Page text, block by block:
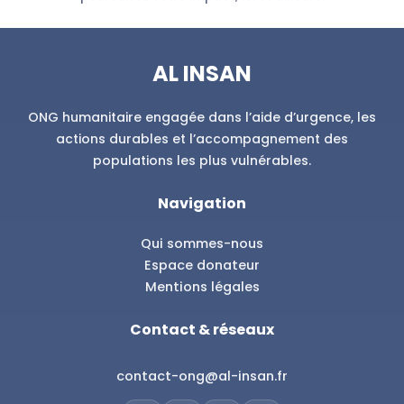
Soutenez la scolarité, la santé et le quotidien d’un enfant.
Découvrir
AL INSAN
ONG humanitaire engagée dans l’aide d’urgence, les
actions durables et l’accompagnement des
populations les plus vulnérables.
Navigation
Qui sommes-nous
Espace donateur
Mentions légales
Contact & réseaux
contact-ong@al-insan.fr